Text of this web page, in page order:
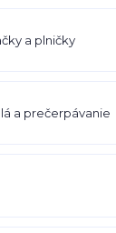
a plničky
a prečerpávanie